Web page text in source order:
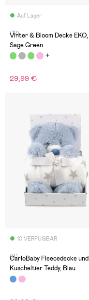
Auf Lager
(12)
Vinter & Bloom Decke EKO,
Sage Green
29,99 €
10 VERFÜGBAR
(9)
CarloBaby Fleecedecke und
Kuscheltier Teddy, Blau